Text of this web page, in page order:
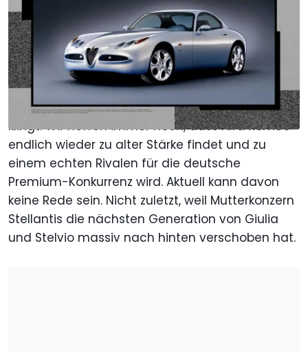
: Adrian Padeanu
Übersetzt von: Stefan Wagner
Veröffentlicht von:Stefan Wagner
10. Nov. 2025um11:58 Uhr
Als bevorzugte Quelle Motor1.com
auf Google hinzufügen
Auch wenn es aktuell nicht besonders realistisch
klingt: Wir hoffen immer noch, dass Alfa Romeo
endlich wieder zu alter Stärke findet und zu
einem echten Rivalen für die deutsche
Premium-Konkurrenz wird. Aktuell kann davon
keine Rede sein. Nicht zuletzt, weil Mutterkonzern
Stellantis die nächsten Generation von Giulia
und Stelvio massiv nach hinten verschoben hat.